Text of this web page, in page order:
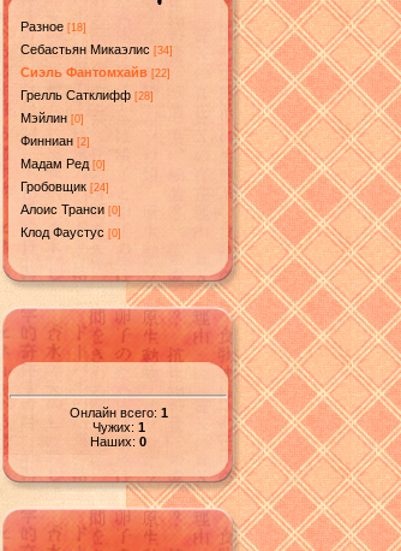
Разное [18]
Себастьян Микаэлис [34]
Сиэль Фантомхайв [22]
Грелль Сатклифф [28]
Мэйлин [0]
Финниан [2]
Мадам Ред [0]
Гробовщик [24]
Алоис Транси [0]
Клод Фаустус [0]
Онлайн всего: 1
Чужих: 1
Наших: 0